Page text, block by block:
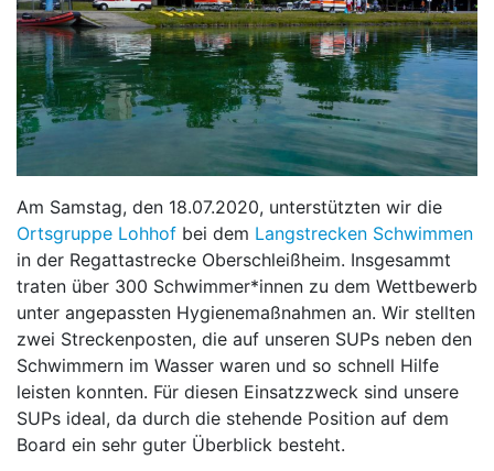
Am Samstag, den 18.07.2020, unterstützten wir die
Ortsgruppe Lohhof bei dem Langstrecken Schwimmen
in der Regattastrecke Oberschleißheim. Insgesammt
traten über 300 Schwimmer*innen zu dem Wettbewerb
unter angepassten Hygienemaßnahmen an. Wir stellten
zwei Streckenposten, die auf unseren SUPs neben den
Schwimmern im Wasser waren und so schnell Hilfe
leisten konnten. Für diesen Einsatzzweck sind unsere
SUPs ideal, da durch die stehende Position auf dem
Board ein sehr guter Überblick besteht.